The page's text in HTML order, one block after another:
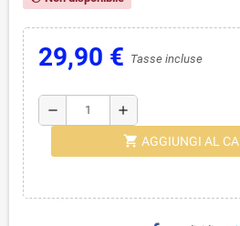
29,90 € Tasse incluse
remove add
shopping_cart AGGIUNGI AL